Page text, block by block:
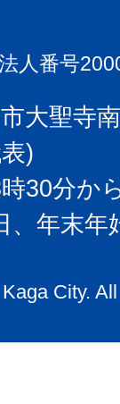
法人番号
大聖寺
)
30分か
、年末
City.